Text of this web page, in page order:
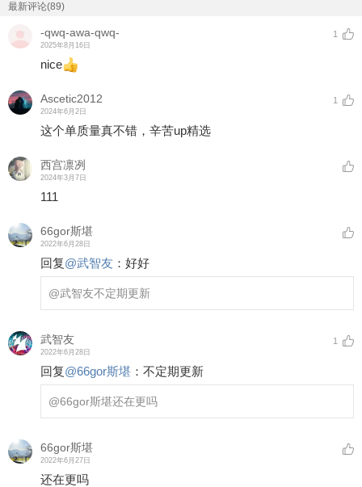
最新评论(89)
-qwq-awa-qwq-
2025年8月16日
1
nice
Ascetic2012
2024年6月2日
1
这个单质量真不错，辛苦up精选
西宫凛冽
2024年3月7日
111
66gor斯堪
2022年6月28日
回复@武智友 ： 好好
@武智友不定期更新
武智友
2022年6月28日
1
回复@66gor斯堪 ： 不定期更新
@66gor斯堪还在更吗
66gor斯堪
2022年6月27日
还在更吗